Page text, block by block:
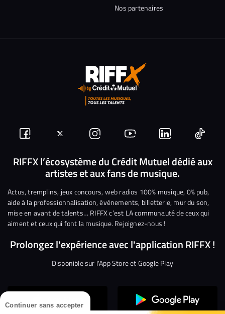
Continuer sans accepter
Nos partenaires
Suivez-
nous
Facebook
Suivez-
nous
sur
Twitter
Nous
rejoindre
sur
Instagram
Nous
rejoindre
sur
YouTube
Nous
rejoindre
sur
Linkedin
Nous
RIFFX l’écosystème du Crédit Mutuel dédié aux
artistes et aux fans de musique.
Actus, tremplins, jeux concours, web radios 100% musique, 0% pub,
aide à la professionnalisation, événements, billetterie, mur du son,
mise en avant de talents… RIFFX c’est LA communauté de ceux qui
aiment et ceux qui font la musique. Rejoignez-nous !
Prolongez l'expérience avec l'application RIFFX !
Disponible sur l'App Store et Google Play